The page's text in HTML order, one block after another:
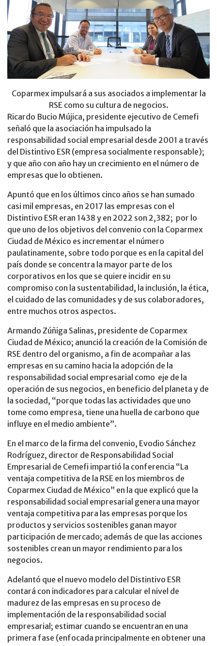
Coparmex impulsará a sus asociados a implementar la
RSE como su cultura de negocios.
Ricardo Bucio Mújica, presidente ejecutivo de Cemefi
señaló que la asociación ha impulsado la
responsabilidad social empresarial desde 2001 a través
del Distintivo ESR (empresa socialmente responsable);
y que año con año hay un crecimiento en el número de
empresas que lo obtienen.
Apuntó que en los últimos cinco años se han sumado
casi mil empresas, en 2017 las empresas con el
Distintivo ESR eran 1438 y en 2022 son 2,382; por lo
que uno de los objetivos del convenio con la Coparmex
Ciudad de México es incrementar el número
paulatinamente, sobre todo porque es en la capital del
país donde se concentra la mayor parte de los
corporativos en los que se quiere incidir en su
compromiso con la sustentabilidad, la inclusión, la ética,
el cuidado de las comunidades y de sus colaboradores,
entre muchos otros aspectos.
Armando Zúñiga Salinas, presidente de Coparmex
Ciudad de México; anunció la creación de la Comisión de
RSE dentro del organismo, a fin de acompañar a las
empresas en su camino hacia la adopción de la
responsabilidad social empresarial como eje de la
operación de sus negocios, en beneficio del planeta y de
la sociedad, “porque todas las actividades que uno
tome como empresa, tiene una huella de carbono que
influye en el medio ambiente”.
En el marco de la firma del convenio, Evodio Sánchez
Rodríguez, director de Responsabilidad Social
Empresarial de Cemefi impartió la conferencia “La
ventaja competitiva de la RSE en los miembros de
Coparmex Ciudad de México” en la que explicó que la
responsabilidad social empresarial genera una mayor
ventaja competitiva para las empresas porque los
productos y servicios sostenibles ganan mayor
participación de mercado; además de que las acciones
sostenibles crean un mayor rendimiento para los
negocios.
Adelantó que el nuevo modelo del Distintivo ESR
contará con indicadores para calcular el nivel de
madurez de las empresas en su proceso de
implementación de la responsabilidad social
empresarial; estimar cuando se encuentran en una
primera fase (enfocada principalmente en obtener una